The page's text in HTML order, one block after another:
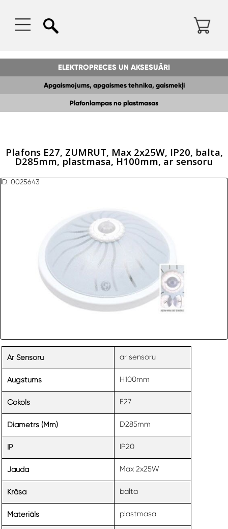
ELEKTROPRECES UN AKSESUĀRI
Apgaismojums, apgaismes tehnika, gaismekļi
Plafonlampas no plastmasas
Plafons E27, ZUMRUT, Max 2x25W, IP20, balta,
D285mm, plastmasa, H100mm, ar sensoru
ID: 0025643
Ar Sensoru ar sensoru
Augstums H100mm
Cokols E27
Diametrs (mm) D285mm
IP IP20
Jauda Max 2x25W
Krāsa balta
Materiāls plastmasa